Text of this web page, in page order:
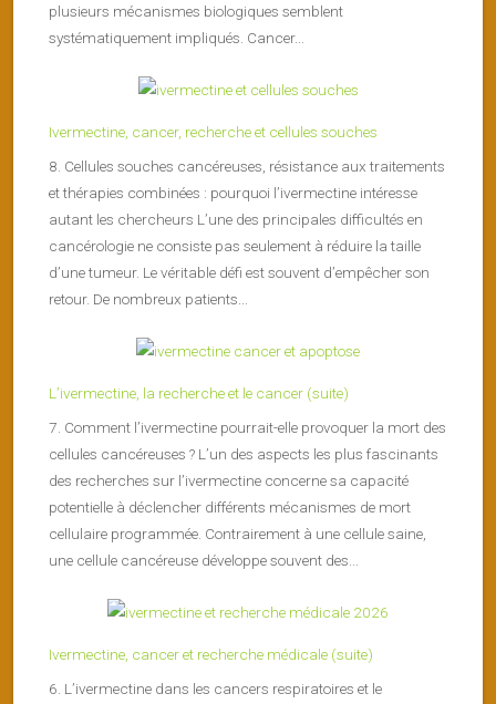
plusieurs mécanismes biologiques semblent
systématiquement impliqués. Cancer...
Ivermectine, cancer, recherche et cellules souches
8. Cellules souches cancéreuses, résistance aux traitements
et thérapies combinées : pourquoi l’ivermectine intéresse
autant les chercheurs L’une des principales difficultés en
cancérologie ne consiste pas seulement à réduire la taille
d’une tumeur. Le véritable défi est souvent d’empêcher son
retour. De nombreux patients...
L’ivermectine, la recherche et le cancer (suite)
7. Comment l’ivermectine pourrait-elle provoquer la mort des
cellules cancéreuses ? L’un des aspects les plus fascinants
des recherches sur l’ivermectine concerne sa capacité
potentielle à déclencher différents mécanismes de mort
cellulaire programmée. Contrairement à une cellule saine,
une cellule cancéreuse développe souvent des...
Ivermectine, cancer et recherche médicale (suite)
6. L’ivermectine dans les cancers respiratoires et le